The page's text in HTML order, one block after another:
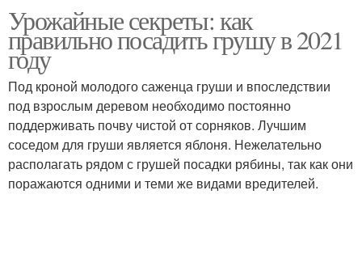
Урожайные секреты: как
правильно посадить грушу в 2021
году
Под кроной молодого саженца груши и впоследствии
под взрослым деревом необходимо постоянно
поддерживать почву чистой от сорняков. Лучшим
соседом для груши является яблоня. Нежелательно
располагать рядом с грушей посадки рябины, так как они
поражаются одними и теми же видами вредителей.